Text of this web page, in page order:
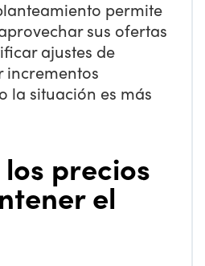
permite
sus ofertas
ajustes de
incrementos
la situación es más
precios
el